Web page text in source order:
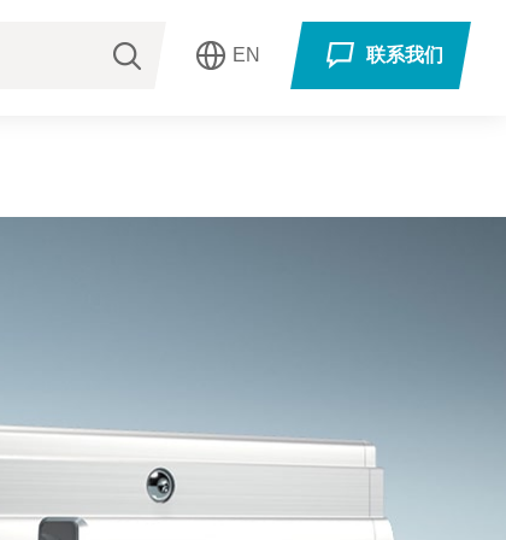
EN 联系我们